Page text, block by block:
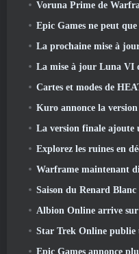
Voruna Prime de Warframe est si
Epic Games ne peut que
La prochaine mise à jour d'Eterspire étend les
La mise à jour Luna VI de Genshin Impact nous emmène
Cartes et modes de HEAT
Kuro annonce la
La version finale ajoute un
Explorez les ruines en décomposition de «
Warframe maintenant disponible sur
Saison du Renard
Albion Online arrive
Star Trek Online publie un mini-documentaire
Epic Games annonce plus de